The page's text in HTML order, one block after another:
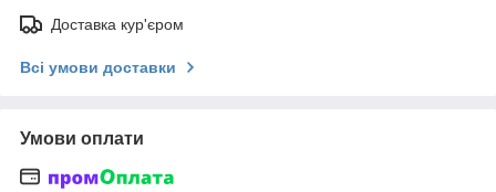
Доставка кур'єром
Всі умови доставки
Умови оплати